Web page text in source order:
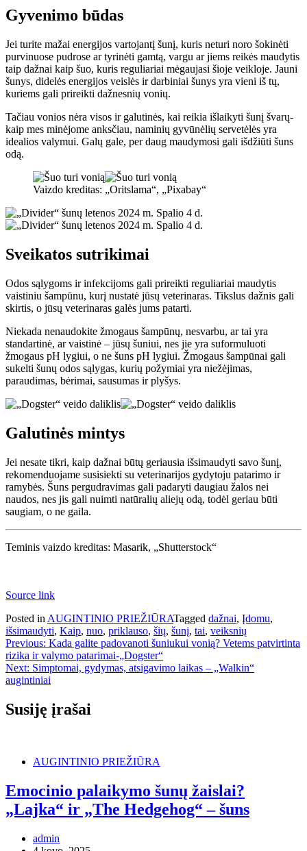
Gyvenimo būdas
Jei turite mažai energijos vartojantį šunį, kuris neturi noro šokinėti
purvinuose pudrose ar tyrinėti gamtą, vargu ar jiems reikės maudytis
taip dažnai kaip šuo, kuris reguliariai mėgaujasi šioje veikloje. Jauni
šunys, didelės energijos veislės ir darbiniai šunys yra vieni iš tų,
kuriems gali prireikti dažnesnių vonių.
Tačiau vonios nėra visos ir galutinės, kai reikia išlaikyti šunį švarų-
kaip mes minėjome anksčiau, naminių gyvūnėlių servetėlės ​​yra
idealios valymui. Galų gale, per daug maudymosi gali išdžiūti šuns
odą.
Vaizdo kreditas: „Oritslama“, „Pixabay“
Sveikatos sutrikimai
Odos sąlygoms ir infekcijoms gali prireikti reguliariai maudytis
vaistiniu šampūnu, kurį nustatė jūsų veterinaras. Tikslus dažnis gali
skirtis, o jūsų veterinaras galės jums patarti.
Niekada nenaudokite žmogaus šampūnų, nesvarbu, ar tai yra
standartinė, ar vaistinė – jūsų šuniui, nes jie yra suformuluoti
žmogaus pH lygiui, o ne šuns pH lygiui. Žmogaus šampūnai gali
sukelti šunų odos sąlygas, kurių požymiai yra niežėjimas,
paraudimas, bėrimai, sausumas ir plyšys.
Galutinės mintys
Jei nesate tikri, kaip dažnai būtų geriausia išsimaudyti savo šunį,
rekomenduojame susisiekti su veterinarijos gydytoju patarimo ir
ramybės. Šuns pergudravimas gali padaryti daugiau žalos nei
naudos, nes jis gali nuimti natūralių aliejų odą, todėl geriau būti
saugiam, o ne gaila.
Teminis vaizdo kreditas: Masarik, „Shutterstock“
Source link
Posted in AUGINTINIO PRIEŽIŪRATagged dažnai, Įdomu,
išsimaudyti, Kaip, nuo, priklauso, šių, šunį, tai, veiksnių
Navigacija
tarp
įrašų
Previous: Kada galite padovanoti šuniukui vonią? Vetems patvirtinta
rizika ir valymo patarimai-„Dogster“
Next: Simptomai, gydymas, atsigavimo laikas – „Walkin“
augintiniai
Susiję įrašai
AUGINTINIO PRIEŽIŪRA
Emocinio palaikymo šunų žaislai?
„Lajka“ ir „The Hedgehog“ – šuns
admin